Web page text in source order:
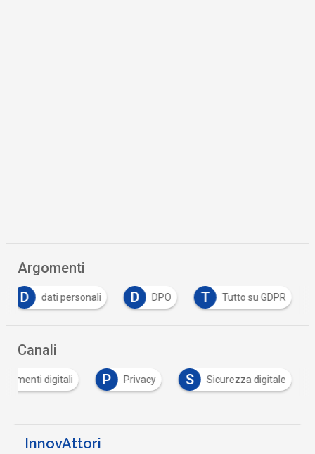
Argomenti
D
dati personali D DPO T Tutto su GDPR
Canali
digitali P Privacy S Sicurezza digitale
InnovAttori